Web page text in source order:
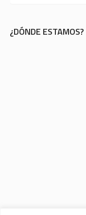
¿DÓNDE ESTAMOS?